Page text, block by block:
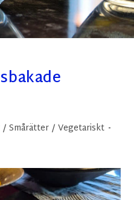
/ Smårätter / Vegetariskt